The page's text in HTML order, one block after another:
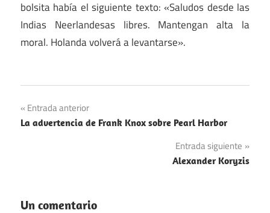
bolsita había el siguiente texto: «Saludos desde las
Indias Neerlandesas libres. Mantengan alta la
moral. Holanda volverá a levantarse».
Navegación
de
Entrada anterior
La advertencia de Frank Knox sobre Pearl Harbor
Entrada siguiente
Alexander Koryzis
Un comentario